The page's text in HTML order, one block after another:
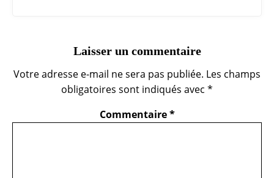
Laisser un commentaire
Votre adresse e-mail ne sera pas publiée. Les champs
obligatoires sont indiqués avec *
Commentaire*